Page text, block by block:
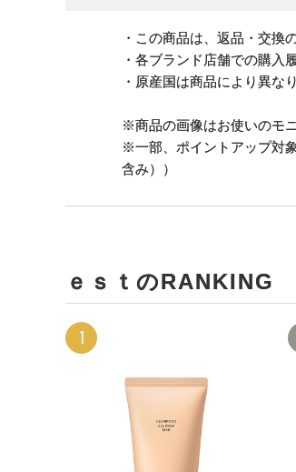
・この商品は、返品・交換
・各ブランド店舗での購入
・原産国は商品により異な
※商品の画像はお使いのモ
※一部、ポイントアップ対
含み））
ｅｓｔのRANKING
1